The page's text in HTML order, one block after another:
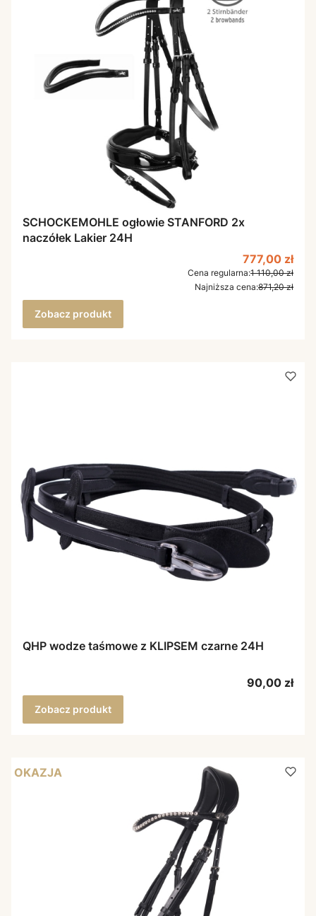
SCHOCKEMOHLE ogłowie STANFORD 2x
naczółek Lakier 24H
Cena
777,00 zł
Cena regularna:1 110,00 zł
Najniższa cena:871,20 zł
Zobacz produkt
QHP wodze taśmowe z KLIPSEM czarne 24H
Cena
90,00 zł
Zobacz produkt
OKAZJA